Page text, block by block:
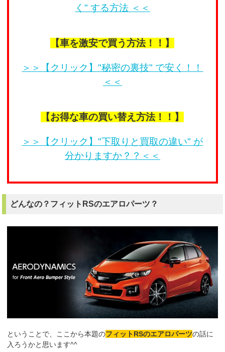
く" する方法 ＜＜
【車を激安で買う方法！！】
＞＞【クリック】"秘密の裏技" で安く！！
＜＜
【お得な車の買い替え方法！！】
＞＞【クリック】"下取りと買取の違い" が
分かりますか？？＜＜
どんなの？フィットRSのエアロパーツ？
ということで、ここから本題のフィットRSのエアロパーツの話に
入ろうかと思います^^